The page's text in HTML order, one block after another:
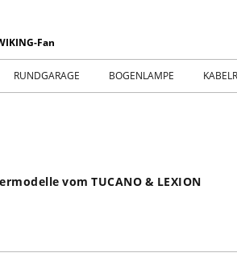
SHOP-STARTSEITE
RUNDGARAGE BOGENLAMPE
vom TUCANO & LEXION